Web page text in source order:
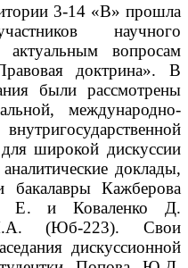
3-14 «В» прошла
научного
актуальным вопросам
доктрина». В
были рассмотрены
международно-
широкой дискуссии
доклады,
бакалавры Кажберова
Е. и Коваленко Д.
(Юб-223). Свои
дискуссионной